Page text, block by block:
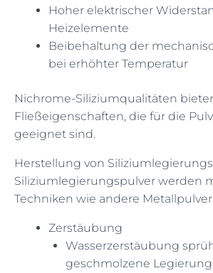
Hoher elektrischer
Heizelemente
Beibehaltung der
bei erhöhter Temperatur
Nichrome-Siliziumqualitäten
Fließeigenschaften, die für die
geeignet sind.
Herstellung von
Siliziumlegierungspulver werden
Techniken wie andere
Zerstäubung
Wasserzerstäubung
geschmolzene Legierung